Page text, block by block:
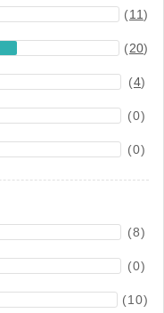
(11)
(20)
(4)
(0)
(0)
(8)
(0)
(10)